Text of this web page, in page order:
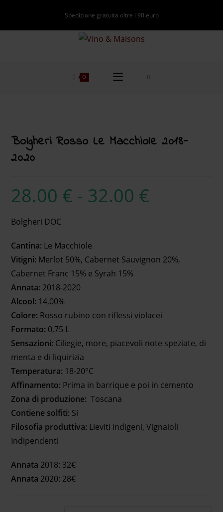
Spedizione gratuita oltre i 90 euro
0
Bolgheri Rosso Le Macchiole 2018-
2020
28.00 € - 32.00 €
Bolgheri DOC
Cantina: Le Macchiole
Vitigni: Merlot 50%, Cabernet Sauvignon 20%,
Cabernet Franc 15% e Syrah 15%
Annata: 2018-2020
Alcool: 14,00%
Colore: Rosso rubino con riflessi violacei
Formato: 0,75 L
Sensazioni: Ciliegie, more, piacevoli note speziate, di
menta e di liquirizia
Temperatura: 18-20°C
Affinamento: Prima in barrique e poi in cemento
Zona di produzione:Toscana
Contiene solfiti: Si
Filosofia produttiva: Lieviti indigeni, Vignaioli
Indipendenti
Annata 2018: 32€
Annata 2020: 28€